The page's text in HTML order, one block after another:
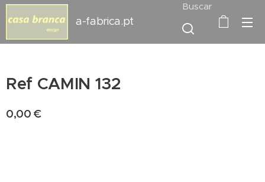
a-fabrica.pt
Buscar
Ref CAMIN 132
0,00 €